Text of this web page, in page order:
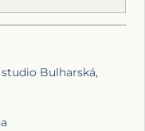
Bulharská,